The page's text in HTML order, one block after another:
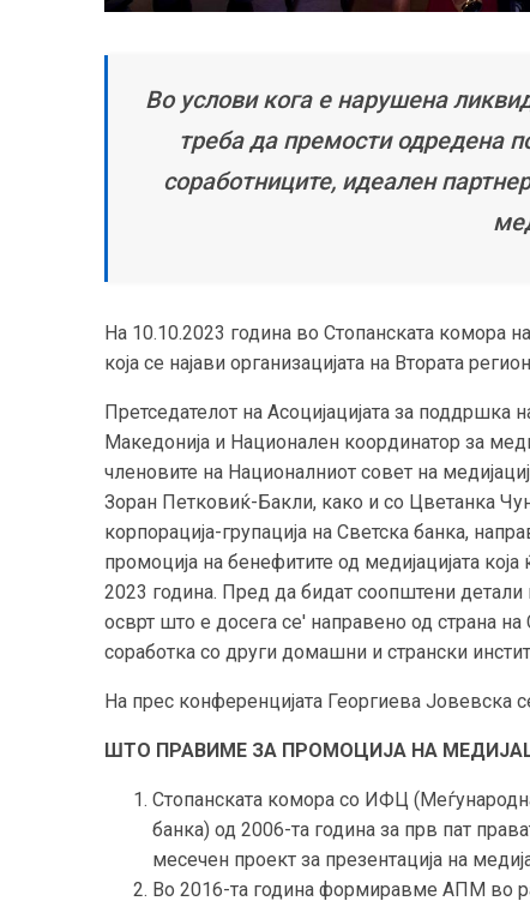
Во услови кога е нарушена
треба да премости одредена
соработниците, идеален
На 10.10.2023 година во Стопанската комора
која се најави организацијата на Втората
Претседателот на Асоцијацијата за
Македонија и Национален координатор за
членовите на Националниот совет на
Зоран Петковиќ-Бакли, како и со Цветанка
корпорација-групација на Светска банка,
промоција на бенефитите од медијацијата
2023 година. Пред да бидат соопштени
осврт што е досега се' направено од страна
соработка со други домашни и странски
На прес конференцијата Георгиева Јовевска
ШТО ПРАВИМЕ ЗА ПРОМОЦИЈА НА
Стопанската комора со ИФЦ
банка) од 2006-та година за прв пат
месечен проект за презентација на
Во 2016-та година формиравме АПМ во